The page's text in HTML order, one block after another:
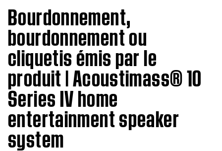
Bourdonnement,
bourdonnement ou
cliquetis émis par le
produit | Acoustimass® 10
Series IV home
entertainment speaker
system